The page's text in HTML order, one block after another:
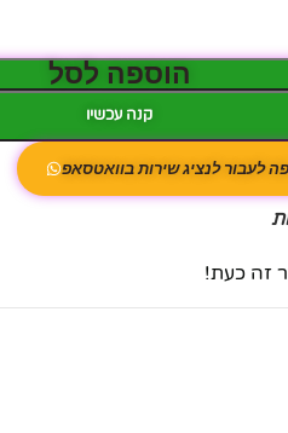
הוספה לסל
קנה עכשיו
לעבור לנציג שירות בוואטסאפ
זה כעת!